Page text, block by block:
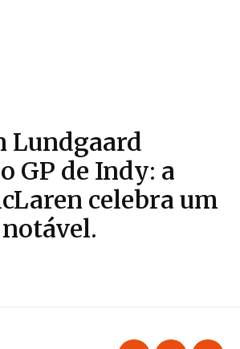
Lundgaard
GP de Indy: a
celebra um